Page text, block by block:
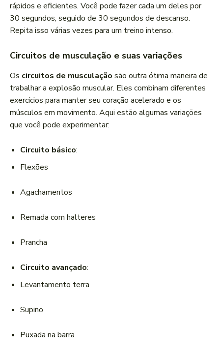
rápidos e eficientes. Você pode fazer cada um deles por
30 segundos, seguido de 30 segundos de descanso.
Repita isso várias vezes para um treino intenso.
Circuitos de musculação e suas variações
Os circuitos de musculação são outra ótima maneira de
trabalhar a explosão muscular. Eles combinam diferentes
exercícios para manter seu coração acelerado e os
músculos em movimento. Aqui estão algumas variações
que você pode experimentar:
Circuito básico:
Flexões
Agachamentos
Remada com halteres
Prancha
Circuito avançado:
Levantamento terra
Supino
Puxada na barra